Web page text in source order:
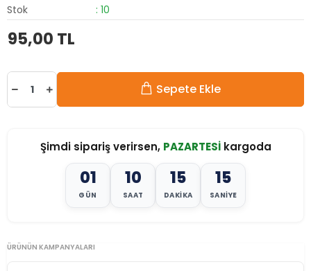
Stok
: 10
95,00 TL
Sepete Ekle
Şimdi sipariş verirsen, PAZARTESİkargoda
01
GÜN
10
SAAT
15
DAKIKA
14
SANIYE
ÜRÜNÜN KAMPANYALARI